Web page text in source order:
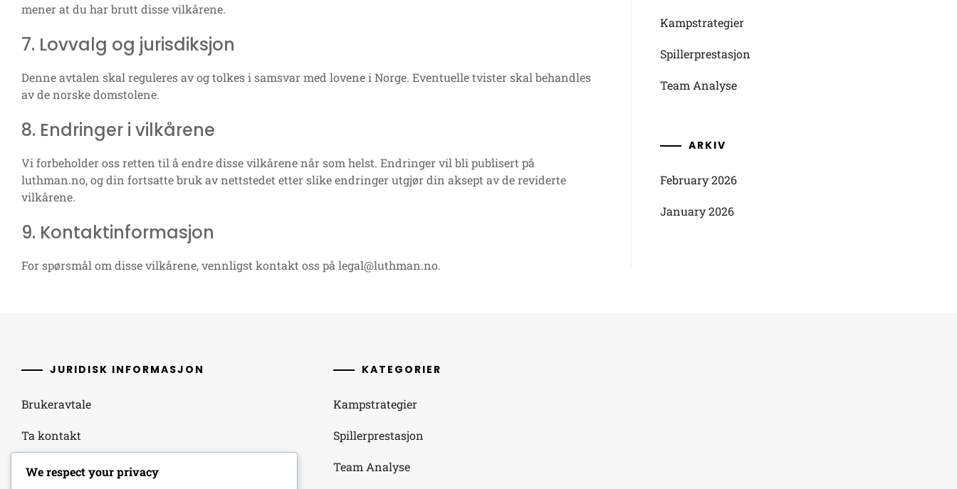
mener at du har brutt disse vilkårene.
7. Lovvalg og jurisdiksjon
Denne avtalen skal reguleres av og tolkes i samsvar med lovene i Norge. Eventuelle tvister skal behandles
av de norske domstolene.
8. Endringer i vilkårene
Vi forbeholder oss retten til å endre disse vilkårene når som helst. Endringer vil bli publisert på
luthman.no, og din fortsatte bruk av nettstedet etter slike endringer utgjør din aksept av de reviderte
vilkårene.
9. Kontaktinformasjon
For spørsmål om disse vilkårene, vennligst kontakt oss på legal@luthman.no.
Kampstrategier
Spillerprestasjon
Team Analyse
ARKIV
February 2026
January 2026
JURIDISK INFORMASJON
Brukeravtale
Ta kontakt
Ditt personvern
KATEGORIER
Kampstrategier
Spillerprestasjon
Team Analyse
We respect your privacy